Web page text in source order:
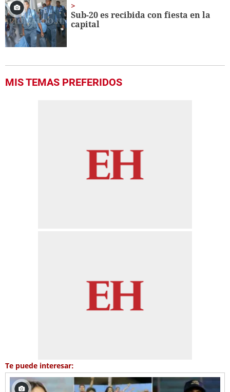
Sub-20 es recibida con fiesta en la
capital
MIS TEMAS PREFERIDOS
Te puede interesar: